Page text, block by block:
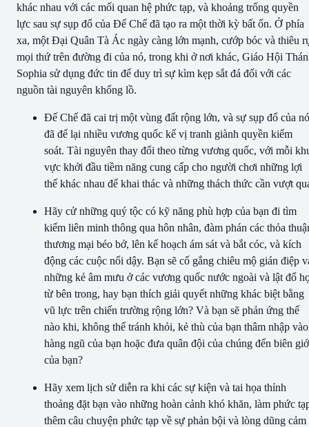
khác nhau với các mối quan hệ phức tạp, và khoảng trống quyền
lực sau sự sụp đổ của Đế Chế đã tạo ra một thời kỳ bất ổn. Ở phía
xa, một Đại Quân Tà Ác ngày càng lớn mạnh, cướp bóc và thiêu
mọi thứ trên đường đi của nó, trong khi ở nơi khác, Giáo Hội
Sophia sử dụng đức tin để duy trì sự kìm kẹp sắt đá đối với các
nguồn tài nguyên khổng lồ.
Đế Chế đã cai trị một vùng đất rộng lớn, và sự sụp đổ của nó
đã để lại nhiều vương quốc kế vị tranh giành quyền kiểm
soát. Tài nguyên thay đổi theo từng vương quốc, với mỗi
vực khởi đầu tiềm năng cung cấp cho người chơi những lợi
thế khác nhau để khai thác và những thách thức cần vượt
Hãy cử những quý tộc có kỹ năng phù hợp của bạn đi tìm
kiếm liên minh thông qua hôn nhân, đàm phán các thỏa
thương mại béo bở, lên kế hoạch ám sát và bắt cóc, và kích
động các cuộc nổi dậy. Bạn sẽ cố gắng chiêu mộ gián điệp
những kẻ âm mưu ở các vương quốc nước ngoài và lật đổ
từ bên trong, hay bạn thích giải quyết những khác biệt bằng
vũ lực trên chiến trường rộng lớn? Và bạn sẽ phản ứng thế
nào khi, không thể tránh khỏi, kẻ thù của bạn thâm nhập vào
hàng ngũ của bạn hoặc đưa quân đội của chúng đến biên
của bạn?
Hãy xem lịch sử diễn ra khi các sự kiện và tai họa thỉnh
thoảng đặt bạn vào những hoàn cảnh khó khăn, làm phức
thêm câu chuyện phức tạp về sự phản bội và lòng dũng cảm